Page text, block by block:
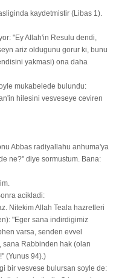
kaydetmistir (Libas 1).
"Ey Allah'in Resulu dendi,
ariz oldugunu gorur ki, bunu
yakmasi) ona daha
mukabelede bulundu:
hilesini vesveseye ceviren
Abbas radiyallahu anhuma'ya
ne?" diye sormustum. Bana:
acikladi:
Nitekim Allah Teala hazretleri
"Eger sana indirdigimiz
varsa, senden evvel
sana Rabbinden hak (olan
(Yunus 94).)
bir vesvese bulursan soyle de: